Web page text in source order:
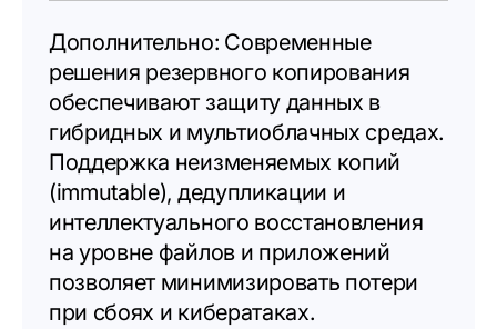
Дополнительно: Современные
решения резервного копирования
обеспечивают защиту данных в
гибридных и мультиоблачных средах.
Поддержка неизменяемых копий
(immutable), дедупликации и
интеллектуального восстановления
на уровне файлов и приложений
позволяет минимизировать потери
при сбоях и кибератаках.